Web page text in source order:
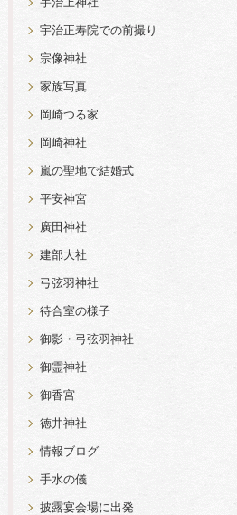
宇治上神社
宇治正寿院での前撮り
宗像神社
家族写真
岡崎つる家
岡崎神社
嵐の聖地で結婚式
平安神宮
廣田神社
建部大社
弓弦羽神社
待合室の様子
御影・弓弦羽神社
御霊神社
御香宮
徳井神社
情報ブログ
手水の儀
披露宴会場に出発